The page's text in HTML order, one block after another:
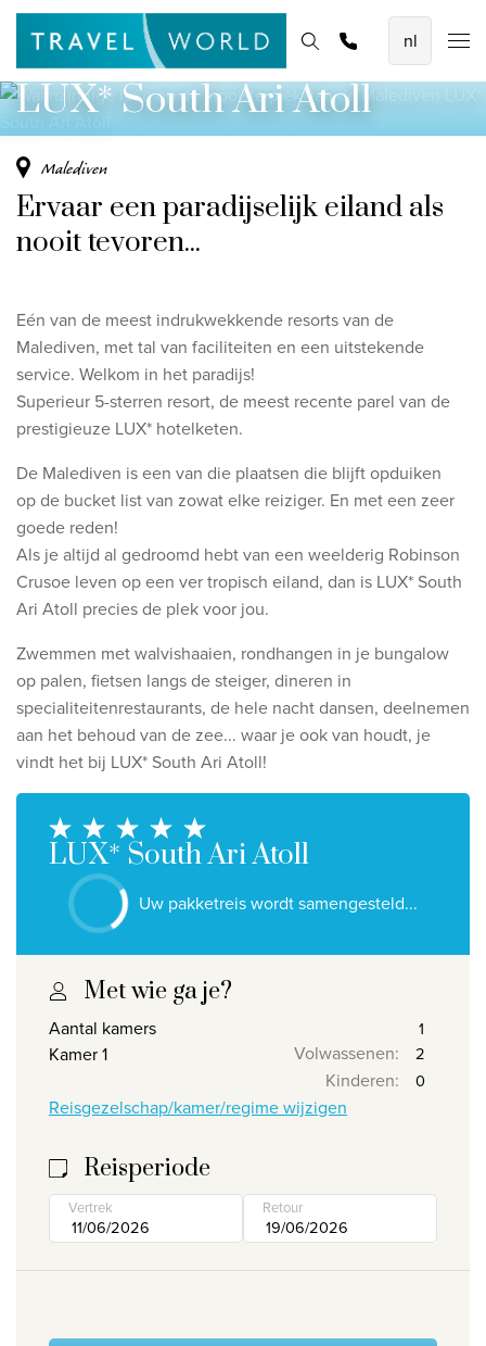
De mooiste vliegvakanties
Baoase Luxury Resort Curaçao
Lux* Grand Baie Resort Mauritius
Bekijk alle vliegvakanties
8-daagse Emiraten Ontdekkingsreis
Fly & Drive - Kleuren van Yucatan
Ontdekking Sri Lanka
Bekijk alle rondreizen
Ontdek onze thema's
Huwelijksreis
Adults only
Luxury
Bekijk alle thema's
De beste aanbiedingen
IKYK Malta
SALT of Palmar Mauritius
Bekijk alle promoties
Over Travelworld
Waarom Travelworld
Contacteer ons
Nuttige links
Homepage Bestemmingen Thema's Promoties
Offerte aanvragen
Waanzinnige luxe op de mooiste plek van de
Malediven
LUX* South Ari Atoll
Malediven
Ervaar een paradijselijk eiland als
nooit tevoren...
Eén van de meest indrukwekkende resorts van de
Malediven, met tal van faciliteiten en een uitstekende
service. Welkom in het paradijs!
Superieur 5-sterren resort, de meest recente parel van de
prestigieuze LUX* hotelketen.
De Malediven is een van die plaatsen die blijft opduiken
opde bucket list van zowat elke reiziger. En met een zeer
goede reden!
Als jealtijd al gedroomd hebt van een weelderig Robinson
Crusoe leven op een vertropisch eiland, dan is LUX* South
Ari Atoll precies de plek voor jou.
Zwemmen met walvishaaien, rondhangen in je bungalow
op palen, fietsen langs de steiger, dineren in
specialiteitenrestaurants, de hele nacht dansen, deelnemen
aan het behoud van de zee... waar je ook van houdt, je
vindt het bij LUX* South Ari Atoll!
LUX* South Ari Atoll
Uw pakketreis wordt samengesteld...
Met wie ga je?
Aantal kamers
Kamer 1
Volwassenen:
Kinderen:
Reisgezelschap/kamer/regime wijzigen
Reisperiode
Vertrek Retour